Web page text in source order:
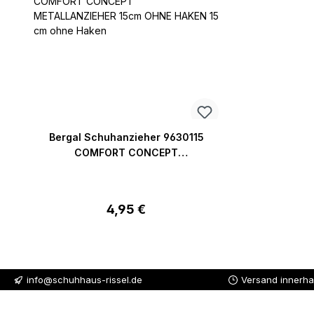
Bergal Schuhanzieher 9630115
COMFORT CONCEPT
Regulärer Preis:
4,95 €
info@schuhhaus-rissel.de Versand